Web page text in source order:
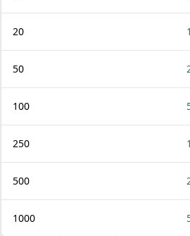
20
50
100
250
500
1000